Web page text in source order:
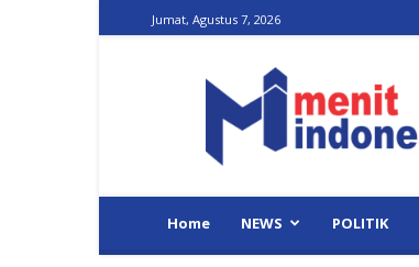
Jumat, Agustus 7, 2026
Indonesia
Home NEWS POLITIK